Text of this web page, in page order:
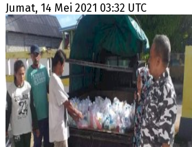
Jumat, 14 Mei 2021 03:32 UTC